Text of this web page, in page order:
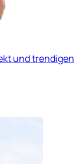
und trendigen